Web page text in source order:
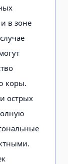
в зоне
коры.
острых